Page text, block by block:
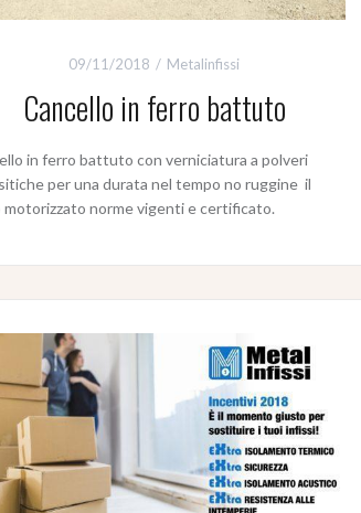
09/11/2018 Metalinfissi
Cancello in ferro battuto
in ferro battuto con verniciatura a polveri
per una durata nel tempo no ruggine il
norme vigenti e certificato.